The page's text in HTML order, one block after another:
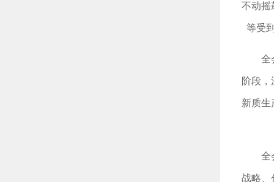
不动摇
等受
全
阶段
新质生
全
战略、